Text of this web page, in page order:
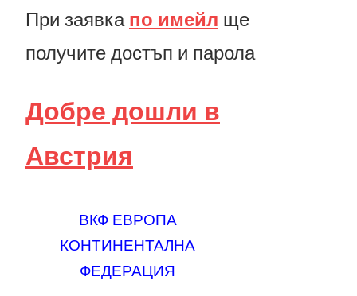
При заявкапо имейл ще
получите достъп и парола
Добре дошли в
Австрия
ВКФ ЕВРОПА
КОНТИНЕНТАЛНА
ФЕДЕРАЦИЯ